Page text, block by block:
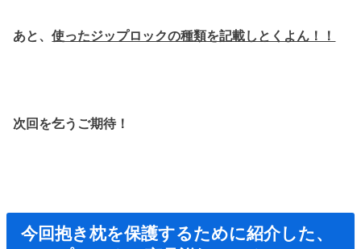
あと、使ったジップロックの種類を記載しとくよん！！
次回を乞うご期待！
今回抱き枕を保護するために紹介した、